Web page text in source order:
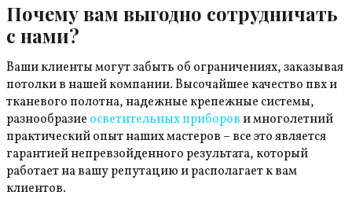
Почему вам выгодно сотрудничать
с нами?
Ваши клиенты могут забыть об ограничениях, заказывая
потолки в нашей компании. Высочайшее качество пвх и
тканевого полотна, надежные крепежные системы,
разнообразие осветительных приборов и многолетний
практический опыт наших мастеров – все это является
гарантией непревзойденного результата, который
работает на вашу репутацию и располагает к вам
клиентов.